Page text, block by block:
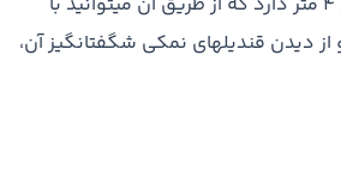
از دیدن قندیل­های نمکی شگفت­انگیز آن،